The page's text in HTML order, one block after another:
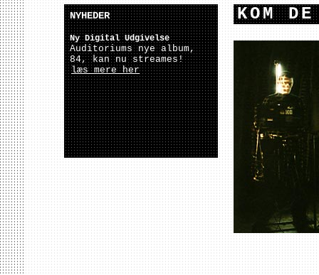
NYHEDER
Ny Digital Udgivelse
Auditoriums nye album,
84, kan nu streames!
læs mere her
KOM